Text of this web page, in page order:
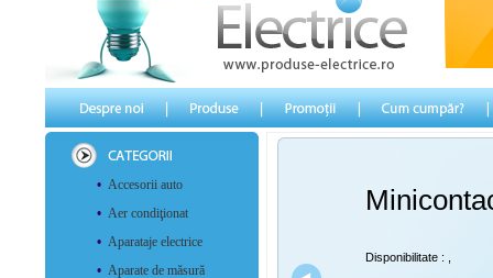
• Accesorii auto
• Aer condiţionat
• Aparataje electrice
• Aparate de măsură
Disponibilitate :